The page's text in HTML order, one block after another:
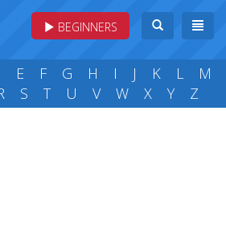
BEGINNERS
E F G H I J K L
M
S T U V W X Y Z